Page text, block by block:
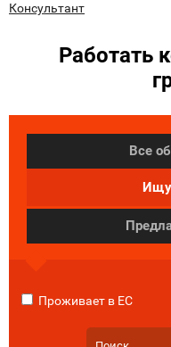
Консультант
Работать
Все
Ищу
Проживает в ЕС